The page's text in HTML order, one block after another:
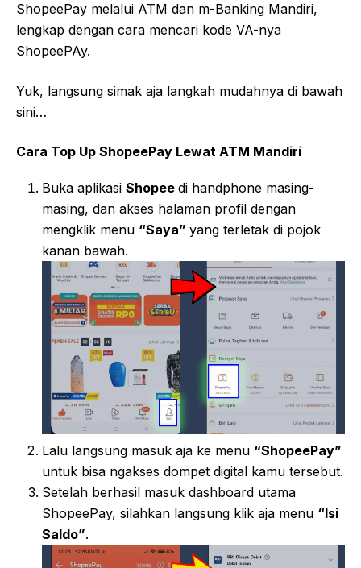
ShopeePay melalui ATM dan m-Banking Mandiri,
lengkap dengan cara mencari kode VA-nya
ShopeePAy.
Yuk, langsung simak aja langkah mudahnya di bawah
sini…
Cara Top Up ShopeePay Lewat ATM Mandiri
Buka aplikasi Shopee di handphone masing-
masing, dan akses halaman profil dengan
mengklik menu “Saya” yang terletak di pojok
kanan bawah.
Lalu langsung masuk aja ke menu “ShopeePay”
untuk bisa ngakses dompet digital kamu tersebut.
Setelah berhasil masuk dashboard utama
ShopeePay, silahkan langsung klik aja menu “Isi
Saldo”.